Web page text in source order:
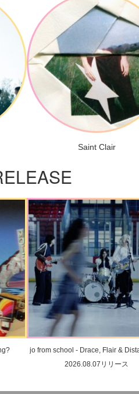
Saint Clair
jo from school - Drace, Flair &
2026.08.07リリース